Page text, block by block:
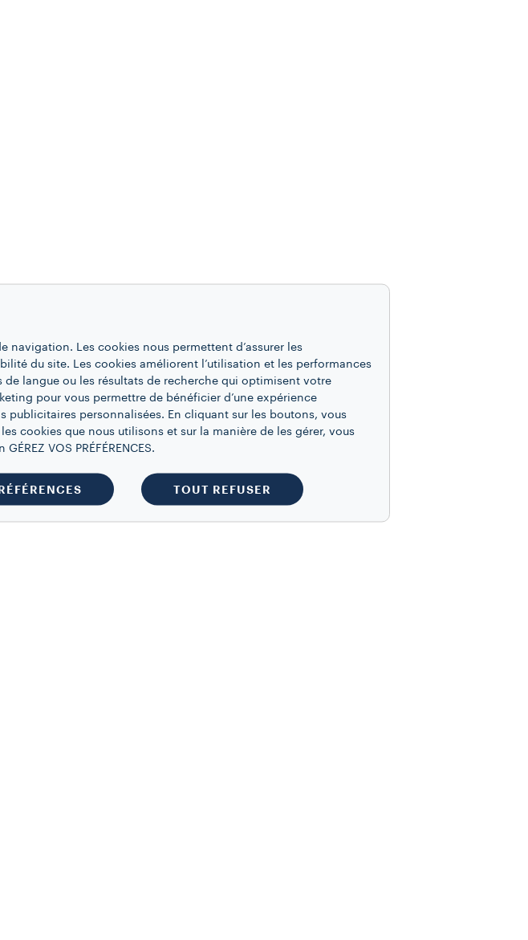
navigation. Les cookies nous permettent d’assurer les
du site. Les cookies améliorent l’utilisation et les performances
langue ou les résultats de recherche qui optimisent votre
pour vous permettre de bénéficier d’une expérience
publicitaires personnalisées. En cliquant sur les boutons, vous
cookies que nous utilisons et sur la manière de les gérer, vous
VOS PRÉFÉRENCES.
TOUT REFUSER